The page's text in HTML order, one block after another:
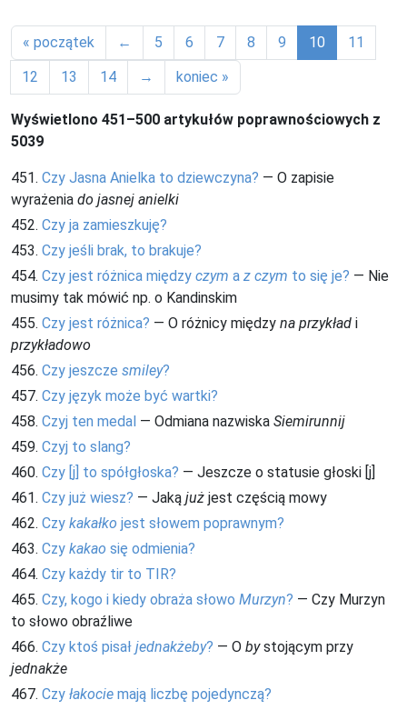
« początek ← 5 6 7 8 9 10
11
12
13 14 → koniec »
Wyświetlono 451–500 artykułów poprawnościowych z
5039
451. Czy Jasna Anielka to dziewczyna? — O zapisie
wyrażenia do jasnej anielki
452. Czy ja zamieszkuję?
453. Czy jeśli brak, to brakuje?
454. Czy jest różnica między czym a z czym to się je? — Nie
musimy tak mówić np. o Kandinskim
455. Czy jest różnica? — O różnicy między na przykład i
przykładowo
456. Czy jeszcze smiley?
457. Czy język może być wartki?
458. Czyj ten medal — Odmiana nazwiska Siemirunnij
459. Czyj to slang?
460. Czy [j] to spółgłoska? — Jeszcze o statusie głoski [j]
461. Czy już wiesz? — Jaką już jest częścią mowy
462. Czy kakałko jest słowem poprawnym?
463. Czy kakao się odmienia?
464. Czy każdy tir to TIR?
465. Czy, kogo i kiedy obraża słowo Murzyn? — Czy Murzyn
to słowo obraźliwe
466. Czy ktoś pisał jednakżeby? — O bystojącym przy
jednakże
467. Czy łakocie mają liczbę pojedynczą?